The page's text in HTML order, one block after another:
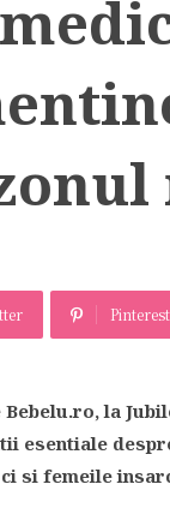
Pinterest
la
esentiale
si femeile